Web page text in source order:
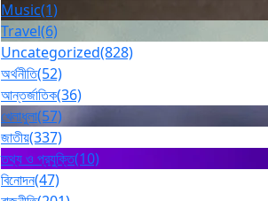
Music(1)
Travel(6)
Uncategorized(828)
অর্থনীতি(52)
আন্তর্জাতিক(36)
খেলাধুলা(57)
জাতীয়(337)
তথ্য ও প্রযুক্তি(10)
বিনোদন(47)